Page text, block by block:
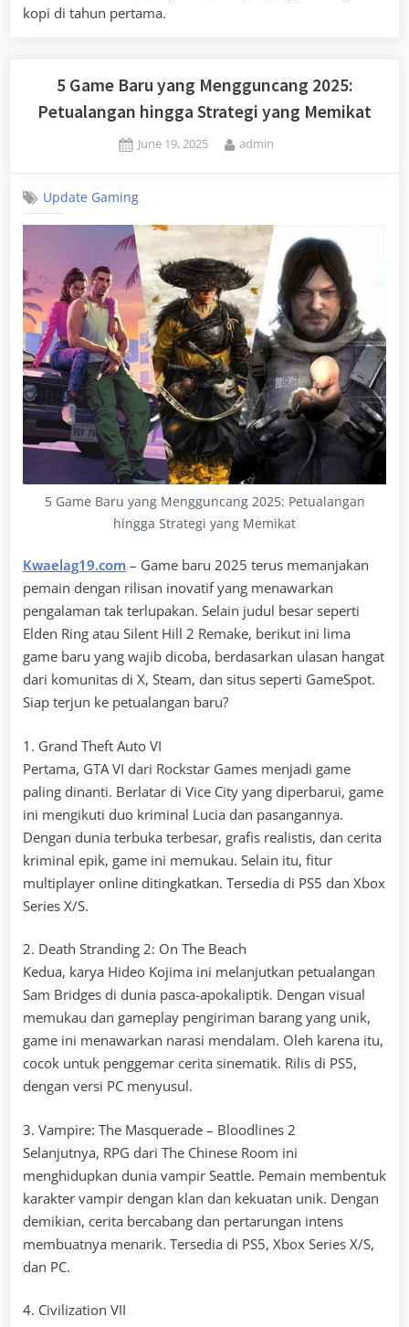
kopi di tahun pertama.
5 Game Baru yang Mengguncang 2025:
Petualangan hingga Strategi yang Memikat
Posted
June 19, 2025 By
admin
Update Gaming
5 Game Baru yang Mengguncang 2025: Petualangan
hingga Strategi yang Memikat
Kwaelag19.com – Game baru 2025 terus memanjakan
pemain dengan rilisan inovatif yang menawarkan
pengalaman tak terlupakan. Selain judul besar seperti
Elden Ring atau Silent Hill 2 Remake, berikut ini lima
game baru yang wajib dicoba, berdasarkan ulasan hangat
dari komunitas di X, Steam, dan situs seperti GameSpot.
Siap terjun ke petualangan baru?
1. Grand Theft Auto VI
Pertama, GTA VI dari Rockstar Games menjadi game
paling dinanti. Berlatar di Vice City yang diperbarui, game
ini mengikuti duo kriminal Lucia dan pasangannya.
Dengan dunia terbuka terbesar, grafis realistis, dan cerita
kriminal epik, game ini memukau. Selain itu, fitur
multiplayer online ditingkatkan. Tersedia di PS5 dan Xbox
Series X/S.
2. Death Stranding 2: On The Beach
Kedua, karya Hideo Kojima ini melanjutkan petualangan
Sam Bridges di dunia pasca-apokaliptik. Dengan visual
memukau dan gameplay pengiriman barang yang unik,
game ini menawarkan narasi mendalam. Oleh karena itu,
cocok untuk penggemar cerita sinematik. Rilis di PS5,
dengan versi PC menyusul.
3. Vampire: The Masquerade – Bloodlines 2
Selanjutnya, RPG dari The Chinese Room ini
menghidupkan dunia vampir Seattle. Pemain membentuk
karakter vampir dengan klan dan kekuatan unik. Dengan
demikian, cerita bercabang dan pertarungan intens
membuatnya menarik. Tersedia di PS5, Xbox Series X/S,
dan PC.
4. Civilization VII